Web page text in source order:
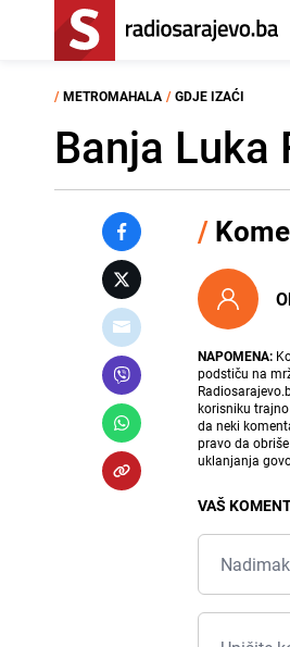
/ METROMAHALA / GDJE IZAĆI
Banja Luka
/
NAPOMENA:
podstiču na
korisniku
da neki
pravo da
uklanjanja
VAŠ